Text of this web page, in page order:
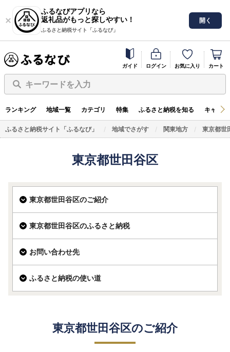
ふるなびアプリなら
返礼品がもっと探しやすい！
ふるさと納税サイト「ふるなび」
開く
ガイド ログイン お気に入り カート
キーワードを入力
ランキング 地域一覧 カテゴリ 特集 ふるさと納税を知る キャン
ふるさと納税サイト「ふるなび」 地域でさがす 関東地方 東京都世
東京都世田谷区
東京都世田谷区のご紹介
東京都世田谷区のふるさと納税
お問い合わせ先
ふるさと納税の使い道
東京都世田谷区のご紹介